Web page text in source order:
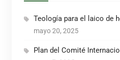
Teología para el laico de
mayo 20, 2025
Plan del Comité